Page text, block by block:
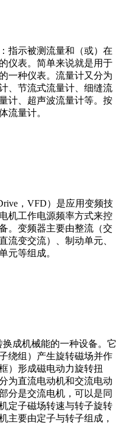
指示被测流量和（或）在
仪表。简单来说就是用于
一种仪表。流量计又分为
、节流式流量计、细缝流
计、超声波流量计等。按
流量计。
，VFD）是应用变频技
机工作电源频率方式来控
。变频器主要由整流（交
流变交流）、制动单元、
元等组成。
成机械能的一种设备。它
绕组）产生旋转磁场并作
）形成磁电动力旋转扭
为直流电动机和交流电动
分是交流电机，可以是同
定子磁场转速与转子旋转
主要由定子与转子组成，